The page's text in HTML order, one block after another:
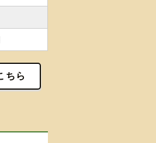
ちら